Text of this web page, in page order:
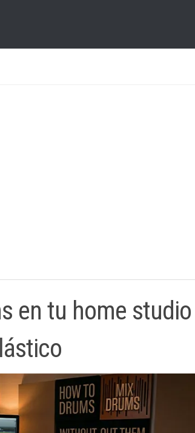
en tu home studio